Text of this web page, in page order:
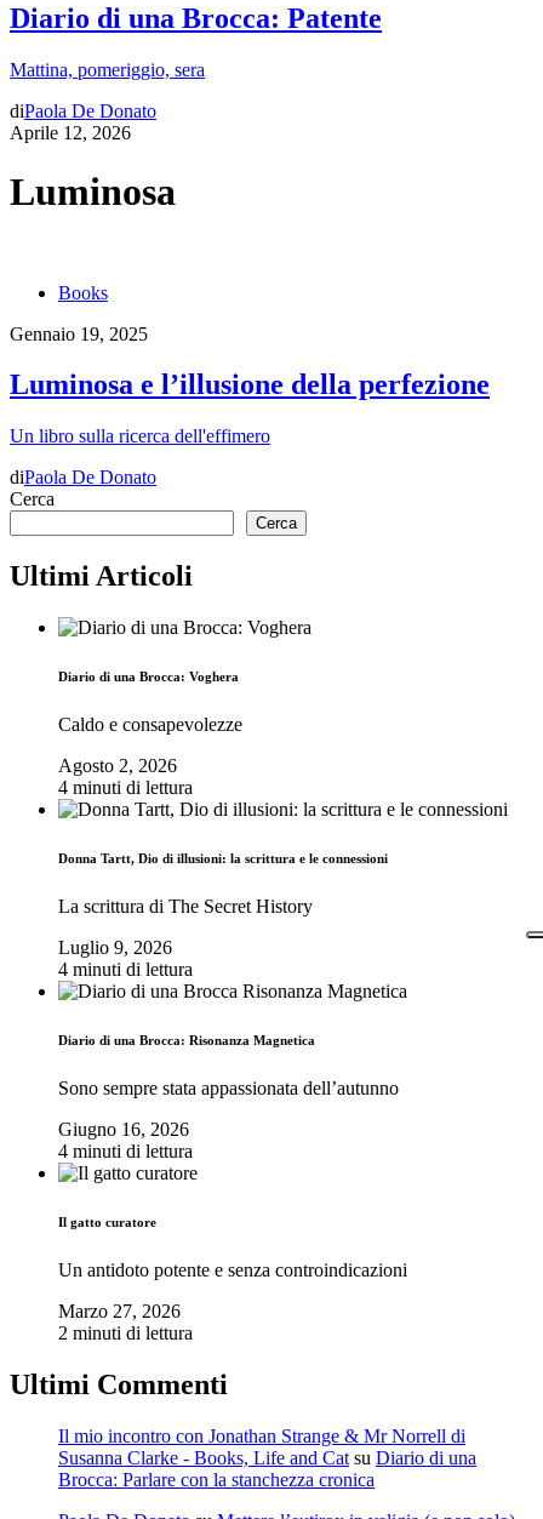
Diario di una Brocca: Patente
Mattina, pomeriggio, sera
diPaola De Donato
Aprile 12, 2026
Luminosa
Books
Gennaio 19, 2025
Luminosa e l’illusione della perfezione
Un libro sulla ricerca dell'effimero
diPaola De Donato
Cerca
Cerca
Ultimi Articoli
Diario di una Brocca: Voghera
Caldo e consapevolezze
Agosto 2, 2026
4 minuti di lettura
Donna Tartt, Dio di illusioni: la scrittura e le connessioni
La scrittura di The Secret History
Luglio 9, 2026
4 minuti di lettura
Diario di una Brocca: Risonanza Magnetica
Sono sempre stata appassionata dell’autunno
Giugno 16, 2026
4 minuti di lettura
Il gatto curatore
Un antidoto potente e senza controindicazioni
Marzo 27, 2026
2 minuti di lettura
Ultimi Commenti
Il mio incontro con Jonathan Strange & Mr Norrell di
Susanna Clarke - Books, Life and Cat su Diario di una
Brocca: Parlare con la stanchezza cronica